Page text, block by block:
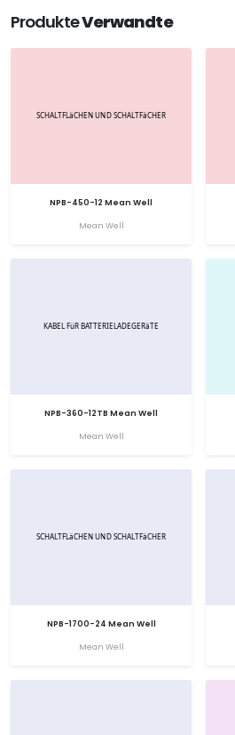
ProdukteVerwandte
NPB-450-12 Mean Well
Mean Well
NPB-360-12TB Mean Well
Mean Well
NPB-1700-24 Mean Well
Mean Well